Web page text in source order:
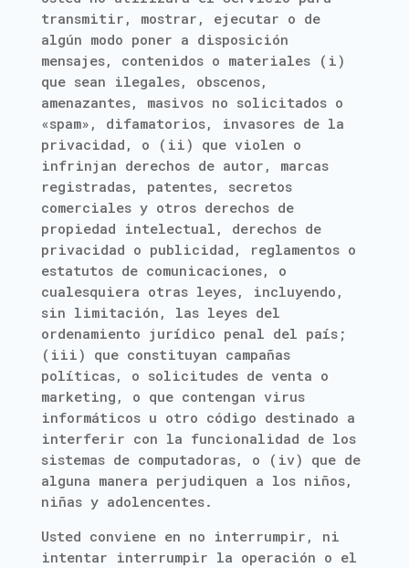
transmitir, mostrar, ejecutar o de
algún modo poner a disposición
mensajes, contenidos o materiales (i)
que sean ilegales, obscenos,
amenazantes, masivos no solicitados o
«spam», difamatorios, invasores de la
privacidad, o (ii) que violen o
infrinjan derechos de autor, marcas
registradas, patentes, secretos
comerciales y otros derechos de
propiedad intelectual, derechos de
privacidad o publicidad, reglamentos o
estatutos de comunicaciones, o
cualesquiera otras leyes, incluyendo,
sin limitación, las leyes del
ordenamiento jurídico penal del país;
(iii) que constituyan campañas
políticas, o solicitudes de venta o
marketing, o que contengan virus
informáticos u otro código destinado a
interferir con la funcionalidad de los
sistemas de computadoras, o (iv) que de
alguna manera perjudiquen a los niños,
niñas y adolencentes.
Usted conviene en no interrumpir, ni
intentar interrumpir la operación o el